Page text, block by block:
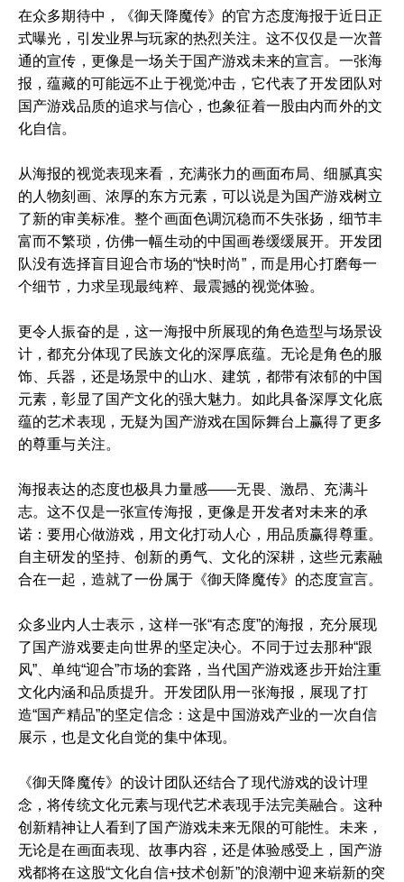
在众多期待中，《御天降魔传》的官方态度海报于近日正
式曝光，引发业界与玩家的热烈关注。这不仅仅是一次普
通的宣传，更像是一场关于国产游戏未来的宣言。一张海
报，蕴藏的可能远不止于视觉冲击，它代表了开发团队对
国产游戏品质的追求与信心，也象征着一股由内而外的文
化自信。
从海报的视觉表现来看，充满张力的画面布局、细腻真实
的人物刻画、浓厚的东方元素，可以说是为国产游戏树立
了新的审美标准。整个画面色调沉稳而不失张扬，细节丰
富而不繁琐，仿佛一幅生动的中国画卷缓缓展开。开发团
队没有选择盲目迎合市场的“快时尚”，而是用心打磨每一
个细节，力求呈现最纯粹、最震撼的视觉体验。
更令人振奋的是，这一海报中所展现的角色造型与场景设
计，都充分体现了民族文化的深厚底蕴。无论是角色的服
饰、兵器，还是场景中的山水、建筑，都带有浓郁的中国
元素，彰显了国产文化的强大魅力。如此具备深厚文化底
蕴的艺术表现，无疑为国产游戏在国际舞台上赢得了更多
的尊重与关注。
海报表达的态度也极具力量感——无畏、激昂、充满斗
志。这不仅是一张宣传海报，更像是开发者对未来的承
诺：要用心做游戏，用文化打动人心，用品质赢得尊重。
自主研发的坚持、创新的勇气、文化的深耕，这些元素融
合在一起，造就了一份属于《御天降魔传》的态度宣言。
众多业内人士表示，这样一张“有态度”的海报，充分展现
了国产游戏要走向世界的坚定决心。不同于过去那种“跟
风”、单纯“迎合”市场的套路，当代国产游戏逐步开始注重
文化内涵和品质提升。开发团队用一张海报，展现了打
造“国产精品”的坚定信念：这是中国游戏产业的一次自信
展示，也是文化自觉的集中体现。
《御天降魔传》的设计团队还结合了现代游戏的设计理
念，将传统文化元素与现代艺术表现手法完美融合。这种
创新精神让人看到了国产游戏未来无限的可能性。未来，
无论是在画面表现、故事内容，还是体验感受上，国产游
戏都将在这股“文化自信+技术创新”的浪潮中迎来崭新的突